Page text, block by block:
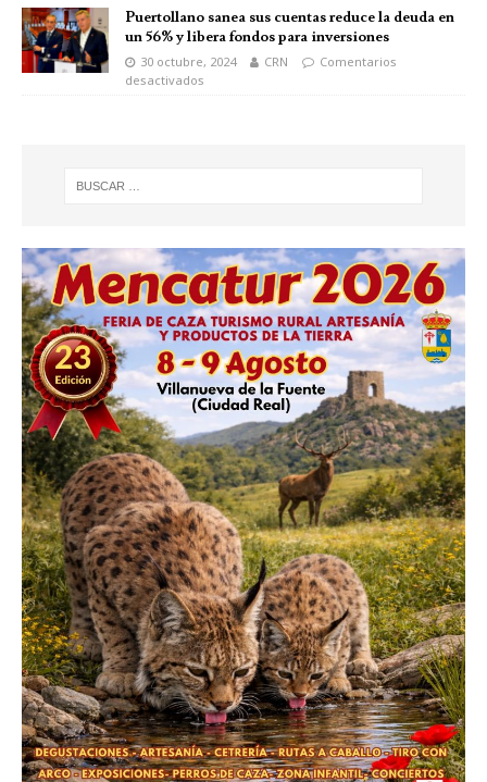
Puertollano sanea sus cuentas reduce la deuda en
un 56% y libera fondos para inversiones
30 octubre, 2024 CRN
Comentarios
desactivados